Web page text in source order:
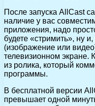
После запуска AllCast
наличие у вас
приложения, надо
будете «стримить», ну
(изображение или
телевизионном экране.
из ролика, который
программы.
В бесплатной версии
превышает одной